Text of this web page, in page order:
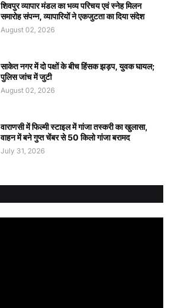
शिवपुर व्यापार मंडल का भव्य परिचय एवं स्नेह मिलन
समारोह संपन्न, व्यापारियों ने एकजुटता का दिया संदेश
August 02, 2026
साकेत नगर में दो पक्षों के बीच हिंसक झड़प, युवक घायल;
पुलिस जांच में जुटी
August 02, 2026
वाराणसी में फिल्मी स्टाइल में गांजा तस्करी का खुलासा,
वाहन में बने गुप्त चेंबर से 50 किलो गांजा बरामद
July 31, 2026